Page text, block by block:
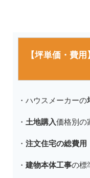
【坪単価・費用
・ハウスメーカーの
・ 土地購入価格別の
・ 注文住宅の総費用
・ 建物本体工事の標